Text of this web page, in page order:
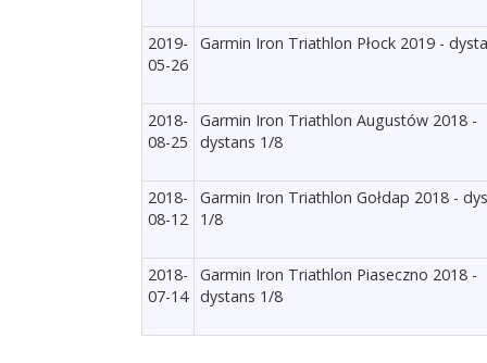
2019-
05-26
Garmin Iron Triathlon Płock 2019 -
2018-
08-25
Garmin Iron Triathlon Augustów 2018 -
dystans 1/8
2018-
08-12
Garmin Iron Triathlon Gołdap 2018 -
1/8
2018-
07-14
Garmin Iron Triathlon Piaseczno 2018 -
dystans 1/8